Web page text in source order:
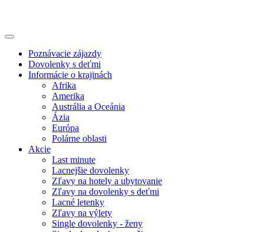
Poznávacie zájazdy
Dovolenky s deťmi
Informácie o krajinách
Afrika
Amerika
Austrália a Oceánia
Ázia
Európa
Polárne oblasti
Akcie
Last minute
Lacnejšie dovolenky
Zľavy na hotely a ubytovanie
Zľavy na dovolenky s deťmi
Lacné letenky
Zľavy na výlety
Single dovolenky - ženy